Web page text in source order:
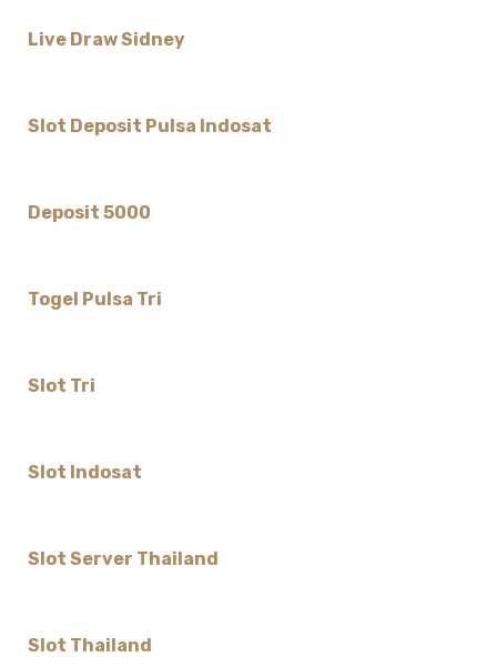
Live Draw Sidney
Slot Deposit Pulsa Indosat
Deposit 5000
Togel Pulsa Tri
Slot Tri
Slot Indosat
Slot Server Thailand
Slot Thailand